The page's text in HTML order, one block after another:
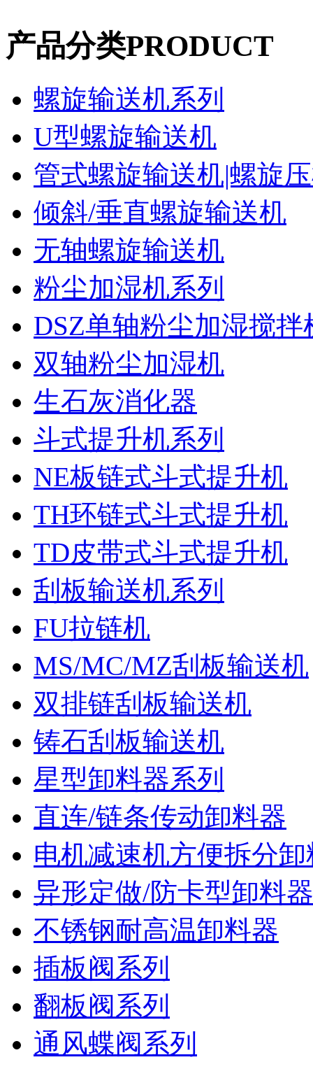
产品分类PRODUCT
螺旋输送机系列
U型螺旋输送机
管式螺旋输送机|螺旋
倾斜/垂直螺旋输送机
无轴螺旋输送机
粉尘加湿机系列
DSZ单轴粉尘加湿搅拌
双轴粉尘加湿机
生石灰消化器
斗式提升机系列
NE板链式斗式提升机
TH环链式斗式提升机
TD皮带式斗式提升机
刮板输送机系列
FU拉链机
MS/MC/MZ刮板输送机
双排链刮板输送机
铸石刮板输送机
星型卸料器系列
直连/链条传动卸料器
电机减速机方便拆分卸
异形定做/防卡型卸料器
不锈钢耐高温卸料器
插板阀系列
翻板阀系列
通风蝶阀系列